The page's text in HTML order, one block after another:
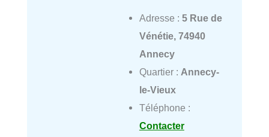
Adresse : 5 Rue de
Vénétie, 74940
Annecy
Quartier : Annecy-
le-Vieux
Téléphone :
Contacter